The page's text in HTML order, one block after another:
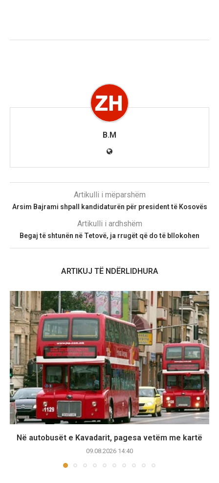
B.M
Artikulli i mëparshëm
Arsim Bajrami shpall kandidaturën për president të Kosovës
Artikulli i ardhshëm
Begaj të shtunën në Tetovë, ja rrugët që do të bllokohen
ARTIKUJ TË NDËRLIDHURA
Në autobusët e Kavadarit, pagesa vetëm me kartë
09.08.2026 14:40